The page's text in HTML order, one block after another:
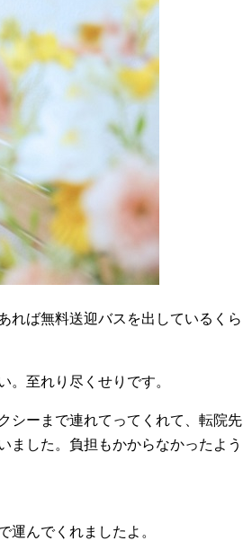
れば無料送迎バスを出しているくら
。至れり尽くせりです。
シーまで連れてってくれて、転院先
ました。負担もかからなかったよう
運んでくれましたよ。